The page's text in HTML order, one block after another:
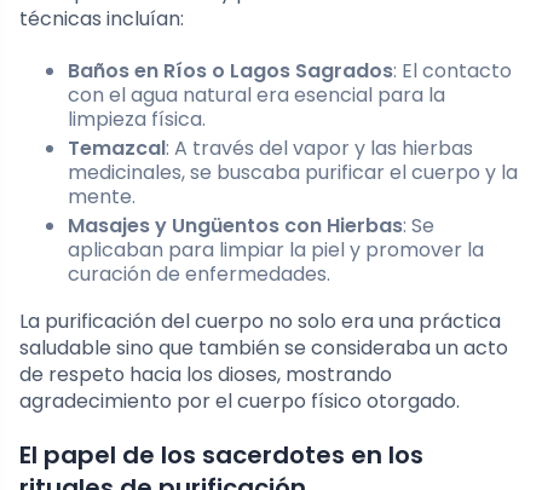
técnicas incluían:
Baños en Ríos o Lagos Sagrados: El contacto
con el agua natural era esencial para la
limpieza física.
Temazcal: A través del vapor y las hierbas
medicinales, se buscaba purificar el cuerpo y la
mente.
Masajes y Ungüentos con Hierbas: Se
aplicaban para limpiar la piel y promover la
curación de enfermedades.
La purificación del cuerpo no solo era una práctica
saludable sino que también se consideraba un acto
de respeto hacia los dioses, mostrando
agradecimiento por el cuerpo físico otorgado.
El papel de los sacerdotes en los